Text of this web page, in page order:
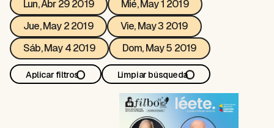
Lun, Abr 29 2019
Mié, May 1 2019
Jue, May 2 2019
Vie, May 3 2019
Sáb, May 4 2019
Dom, May 5 2019
Aplicar filtros Limpiar búsqueda